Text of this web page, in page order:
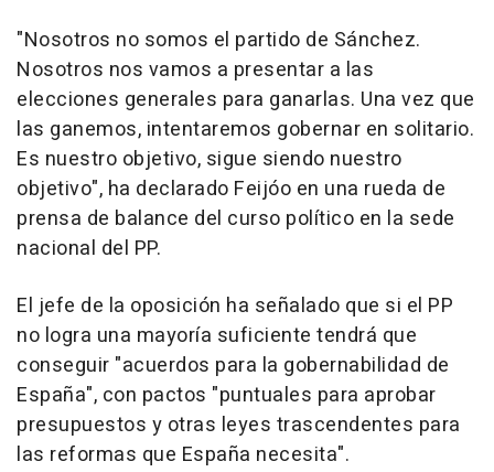
"Nosotros no somos el partido de Sánchez.
Nosotros nos vamos a presentar a las
elecciones generales para ganarlas. Una vez que
las ganemos, intentaremos gobernar en solitario.
Es nuestro objetivo, sigue siendo nuestro
objetivo", ha declarado Feijóo en una rueda de
prensa de balance del curso político en la sede
nacional del PP.
El jefe de la oposición ha señalado que si el PP
no logra una mayoría suficiente tendrá que
conseguir "acuerdos para la gobernabilidad de
España", con pactos "puntuales para aprobar
presupuestos y otras leyes trascendentes para
las reformas que España necesita".